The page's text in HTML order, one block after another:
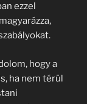
ezzel
hogy a
ha nem térül